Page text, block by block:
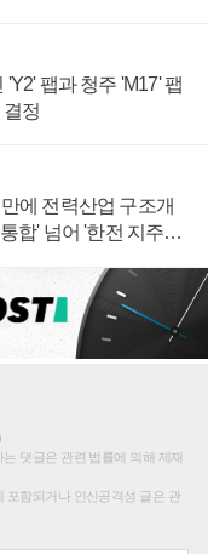
팹과 청주 'M17' 팹
정
에 전력산업 구조개
합' 넘어 '한전 지주사'
댓글은 관련 법률에 의해 제재
포함되거나 인신공격성 글은 관